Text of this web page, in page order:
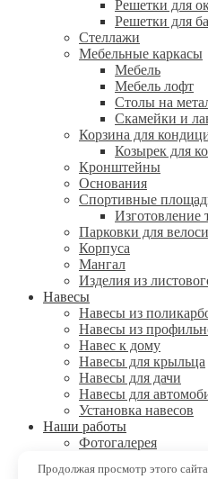
Решетки для
Решетки для
Стеллажи
Мебельные каркасы
Мебель
Мебель лофт
Столы на
Скамейки и
Корзина для
Козырек для
Кронштейны
Основания
Спортивные
Изготовление
Парковки для
Корпуса
Мангал
Изделия из
Навесы
Навесы из
Навесы из
Навес к дому
Навесы для крыльца
Навесы для дачи
Навесы для
Установка навесов
Наши работы
Фотогалерея
Контакты
Продолжая просмотр этого